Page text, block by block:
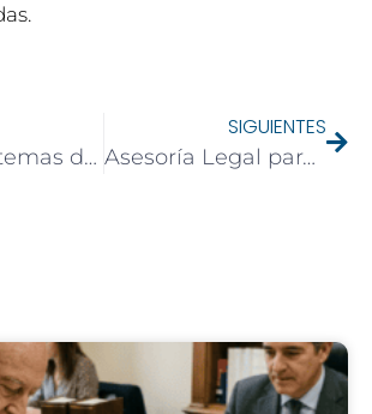
Nuevos sistemas de reclamación impulsan la demanda de asesoría legal en consumo
SIGUIENTES
Asesoría Legal para la Recuperación de Documentos Perdidos por catástrofes